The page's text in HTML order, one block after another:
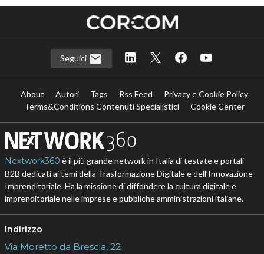
Seguici
About Autori Tags Rss Feed
Privacy e Cookie Policy
Terms&Conditions Contenuti Specialistici
Cookie Center
Nextwork360 è il più grande network in Italia di testate e portali
B2B dedicati ai temi della Trasformazione Digitale e dell’Innovazione
Imprenditoriale. Ha la missione di diffondere la cultura digitale e
imprenditoriale nelle imprese e pubbliche amministrazioni italiane.
Indirizzo
Via Moretto da Brescia, 22